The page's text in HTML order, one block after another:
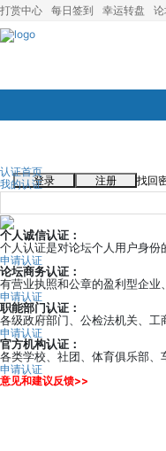
打赏中心 每日签到 幸运转盘
论坛首页
登录 注册 找回
认证首页
我的认证
个人诚信认证：
个人认证是对论坛个人用户身份
申请认证
论坛商务认证：
有营业执照和公章的盈利型企业
申请认证
职能部门认证：
各级政府部门、公检法机关、
申请认证
官方机构认证：
各类学校、社团、体育俱乐部
申请认证
意见和建议反馈>>